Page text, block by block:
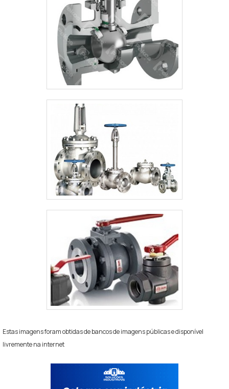
Estas imagens foram obtidas de bancos de imagens públicas e disponível
livremente na internet